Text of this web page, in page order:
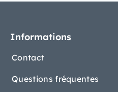
Informations
Contact
Questions fréquentes